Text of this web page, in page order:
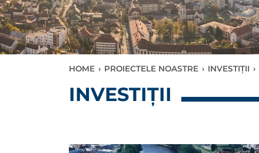
HOME › PROIECTELE NOASTRE › INVESTIȚII ›
INVESTIȚII